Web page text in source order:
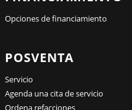
Opciones de financiamiento
POSVENTA
Servicio
Agenda una cita de servicio
Ordena refacciones